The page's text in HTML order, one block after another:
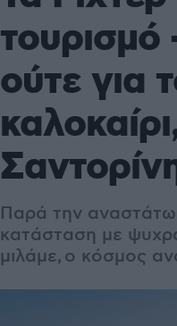
ούτε για
Παρά την
κατάσταση με
μιλάμε, ο κόσμος